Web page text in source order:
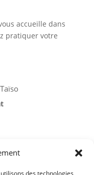
des technologies
accueille dans
pratiquer votre